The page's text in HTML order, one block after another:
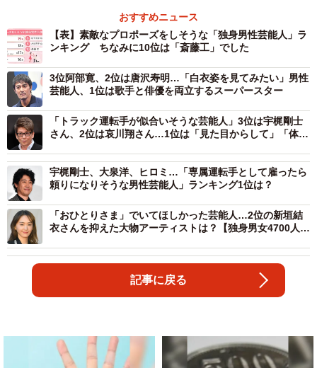
おすすめニュース
【表】素敵なプロポーズをしそうな「独身男性芸能人」ラ
ンキング ちなみに10位は「斎藤工」でした
3位阿部寛、2位は唐沢寿明…「白衣姿を見てみたい」男性
芸能人、1位は歌手と俳優を両立するスーパースター
「トラック運転手が似合いそうな芸能人」3位は宇梶剛士
さん、2位は哀川翔さん…1位は「見た目からして」「体力
宇梶剛士、大泉洋、ヒロミ…「専属運転手として雇ったら
頼りになりそうな男性芸能人」ランキング1位は？
「おひとりさま」でいてほしかった芸能人…2位の新垣結
衣さんを抑えた大物アーティストは？【独身男女4700人の
記事に戻る